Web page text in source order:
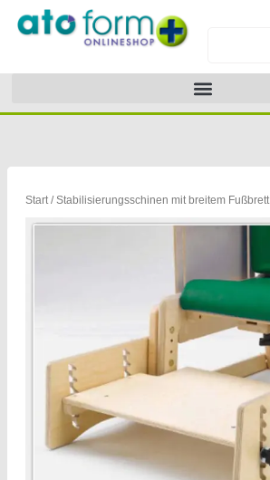
Inhalt
Start/ Stabilisierungsschinen mit breitem Fußbrett